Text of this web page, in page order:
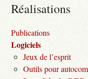
Réalisations
Publications
Logiciels
Jeux de l’esprit
Outils pour